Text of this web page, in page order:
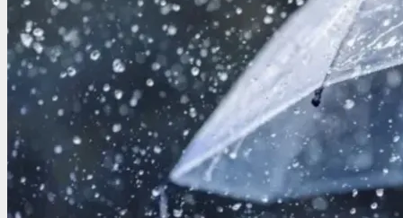
en
estado
de
alerta
tras
el
cobro
fraccionado
en
Supermercados
Toledo